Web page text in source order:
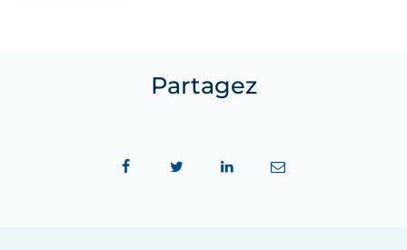
Partagez